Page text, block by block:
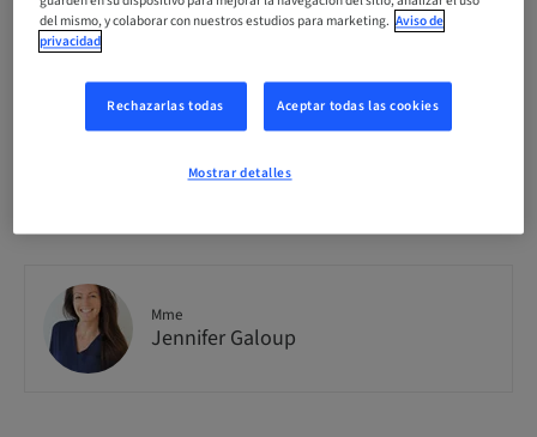
0 disponible
Mme
Jennifer Galoup
del mismo, y colaborar con nuestros estudios para marketing. Aviso de
privacidad
Rechazarlas todas Aceptar todas las cookies
Mostrar detalles